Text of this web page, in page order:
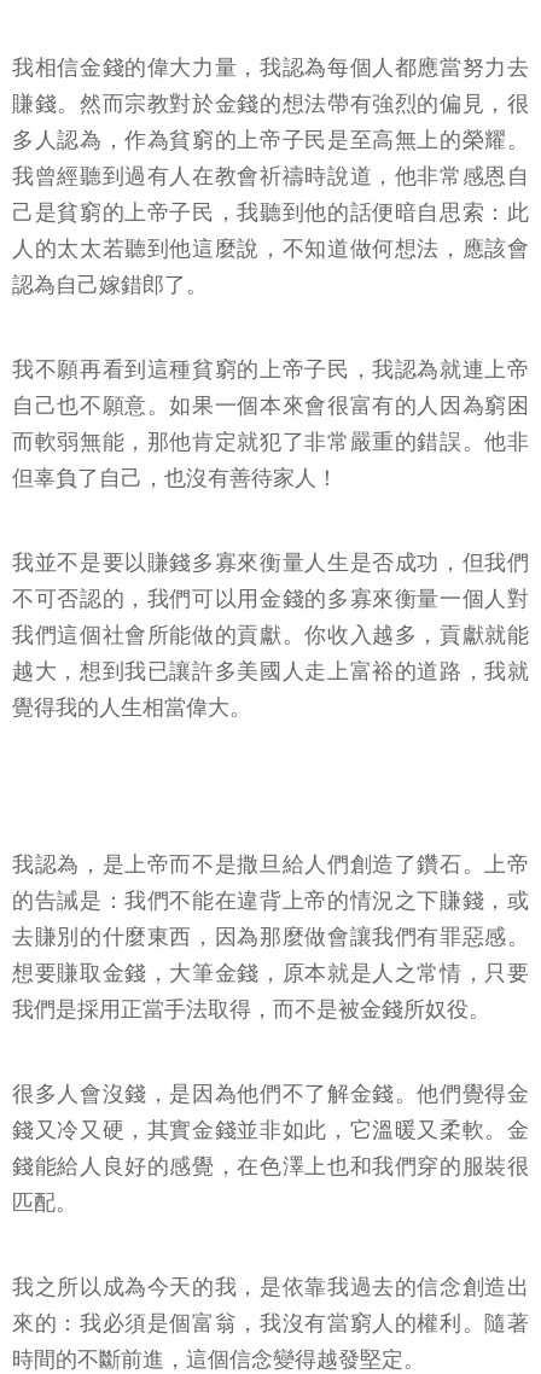
我相信金錢的偉大力量，我認為每個人都應當努力去
賺錢。然而宗教對於金錢的想法帶有強烈的偏見，很
多人認為，作為貧窮的上帝子民是至高無上的榮耀。
我曾經聽到過有人在教會祈禱時說道，他非常感恩自
己是貧窮的上帝子民，我聽到他的話便暗自思索：此
人的太太若聽到他這麼說，不知道做何想法，應該會
認為自己嫁錯郎了。
我不願再看到這種貧窮的上帝子民，我認為就連上帝
自己也不願意。如果一個本來會很富有的人因為窮困
而軟弱無能，那他肯定就犯了非常嚴重的錯誤。他非
但辜負了自己，也沒有善待家人！
我並不是要以賺錢多寡來衡量人生是否成功，但我們
不可否認的，我們可以用金錢的多寡來衡量一個人對
我們這個社會所能做的貢獻。你收入越多，貢獻就能
越大，想到我已讓許多美國人走上富裕的道路，我就
覺得我的人生相當偉大。
我認為，是上帝而不是撒旦給人們創造了鑽石。上帝
的告誡是：我們不能在違背上帝的情況之下賺錢，或
去賺別的什麼東西，因為那麼做會讓我們有罪惡感。
想要賺取金錢，大筆金錢，原本就是人之常情，只要
我們是採用正當手法取得，而不是被金錢所奴役。
很多人會沒錢，是因為他們不了解金錢。他們覺得金
錢又冷又硬，其實金錢並非如此，它溫暖又柔軟。金
錢能給人良好的感覺，在色澤上也和我們穿的服裝很
匹配。
我之所以成為今天的我，是依靠我過去的信念創造出
來的：我必須是個富翁，我沒有當窮人的權利。隨著
時間的不斷前進，這個信念變得越發堅定。